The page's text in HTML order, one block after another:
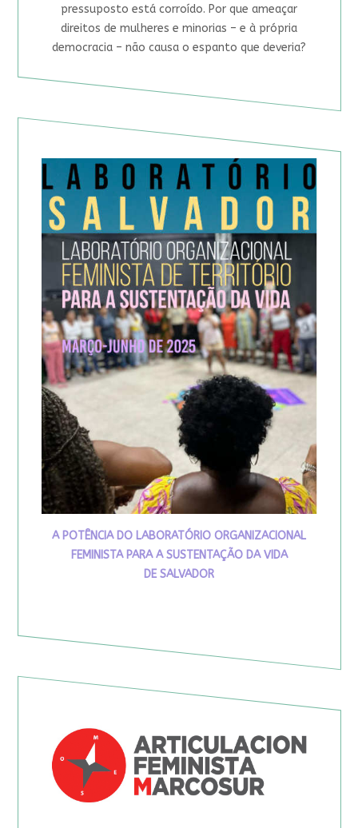
pressuposto está corroído. Por que ameaçar
direitos de mulheres e minorias – e à própria
democracia – não causa o espanto que deveria?
A POTÊNCIA DO LABORATÓRIO ORGANIZACIONAL
FEMINISTA PARA A SUSTENTAÇÃO DA VIDA
DE SALVADOR